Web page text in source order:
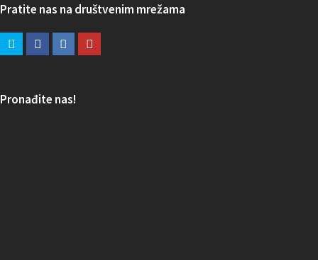
Pratite nas na društvenim mrežama
Pronađite nas!